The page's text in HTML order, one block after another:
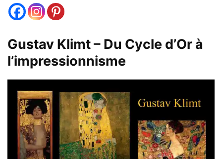
Gustav Klimt – Du Cycle d’Or à
l’impressionnisme